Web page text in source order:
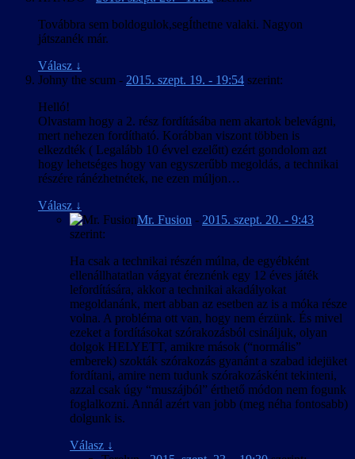
Továbbra sem boldogulok,segÍthetne valaki. Nagyon
játszanék már.
Válasz ↓
Johny the scum - 2015. szept. 19. - 19:54 szerint:
Helló!
Olvastam hogy a 2. rész fordításába nem akartok belevágni,
mert nehezen fordítható. Korábban viszont többen is
elkezdték ( Legalább 10 évvel ezelőtt) ezért gondolom azt
hogy lehetséges hogy van egyszerűbb megoldás, a technikai
részére ránézhetnétek, ne ezen múljon…
Válasz ↓
Mr. Fusion - 2015. szept. 20. - 9:43
szerint:
Ha csak a technikai részén múlna, de egyébként
ellenállhatatlan vágyat éreznénk egy 12 éves játék
lefordítására, akkor a technikai akadályokat
megoldanánk, mert abban az esetben az is a móka része
volna. A probléma ott van, hogy nem érzünk. És mivel
ezeket a fordításokat szórakozásból csináljuk, olyan
dolgok HELYETT, amikre mások (“normális”
emberek) szokták szórakozás gyanánt a szabad idejüket
fordítani, amire nem tudunk szórakozásként tekinteni,
azzal csak úgy “muszájból” érthető módon nem fogunk
foglalkozni. Annál azért van jobb (meg néha fontosabb)
dolgunk is.
Válasz ↓